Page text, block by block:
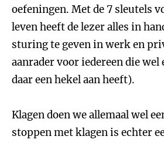
oefeningen. Met de 7 sleutels
leven heeft de lezer alles in
sturing te geven in werk en
aanrader voor iedereen die wel
daar een hekel aan heeft).
Klagen doen we allemaal wel
stoppen met klagen is echter